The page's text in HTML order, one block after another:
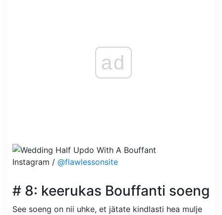
ad
Instagram / @flawlessonsite
# 8: keerukas Bouffanti soeng
See soeng on nii uhke, et jätate kindlasti hea mulje